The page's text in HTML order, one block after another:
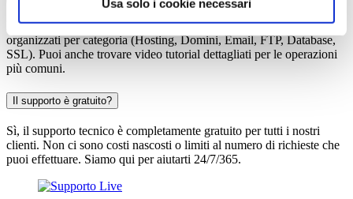
Usa solo i cookie necessari
La nostra Knowledge Base contiene centinaia di guide e tutorial
organizzati per categoria (Hosting, Domini, Email, FTP, Database,
SSL). Puoi anche trovare video tutorial dettagliati per le operazioni
più comuni.
Il supporto è gratuito?
Sì, il supporto tecnico è completamente gratuito per tutti i nostri
clienti. Non ci sono costi nascosti o limiti al numero di richieste che
puoi effettuare. Siamo qui per aiutarti 24/7/365.